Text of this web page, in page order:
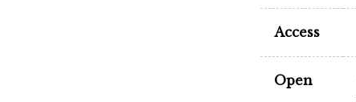
Access
Open